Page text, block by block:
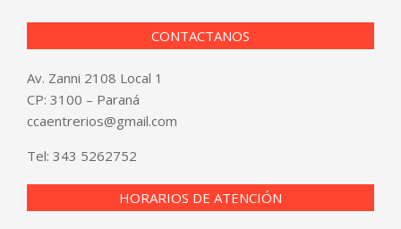
CONTACTANOS
Av. Zanni 2108 Local 1
CP: 3100 – Paraná
ccaentrerios@gmail.com
Tel: 343 5262752
HORARIOS DE ATENCIÓN